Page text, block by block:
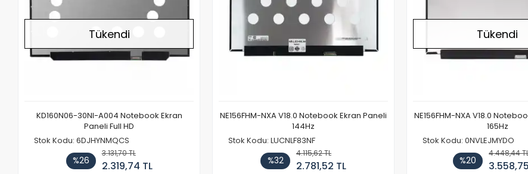
Tükendi
KD160N06-30NI-A004 Notebook Ekran
Paneli Full HD
Stok Kodu: 6DJHYNMQCS
%26
3.131,70 TL
2.319,74 TL
NE156FHM-NXA V18.0 Notebook Ekran Paneli
144Hz
Stok Kodu: LUCNLF83NF
%32
4.115,62 TL
2.781,52 TL
Tükendi
NE156FHM-NXA V18.0
165Hz
Stok Kodu: 0NVLEJMYDO
%20
4.448,44